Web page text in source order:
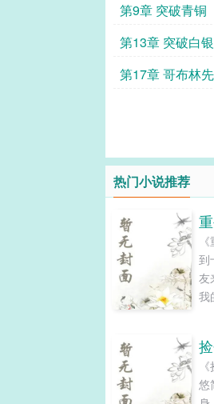
第9章 突破青铜
第13章 突破白银
第17章 哥布林
热门小说推荐
到
友
我
不
该
悠